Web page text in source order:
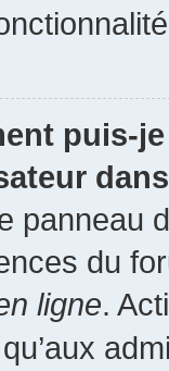
puis-
panneau
du
ligne.